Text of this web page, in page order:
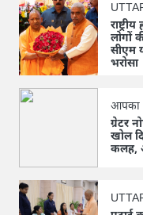
लोगों
सीएम
भरोसा
आपका
ग्रेटर
खोल
कलह,